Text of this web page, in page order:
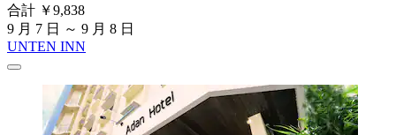
合計 ￥9,838
9 月 7 日 ～ 9 月 8 日
UNTEN INN